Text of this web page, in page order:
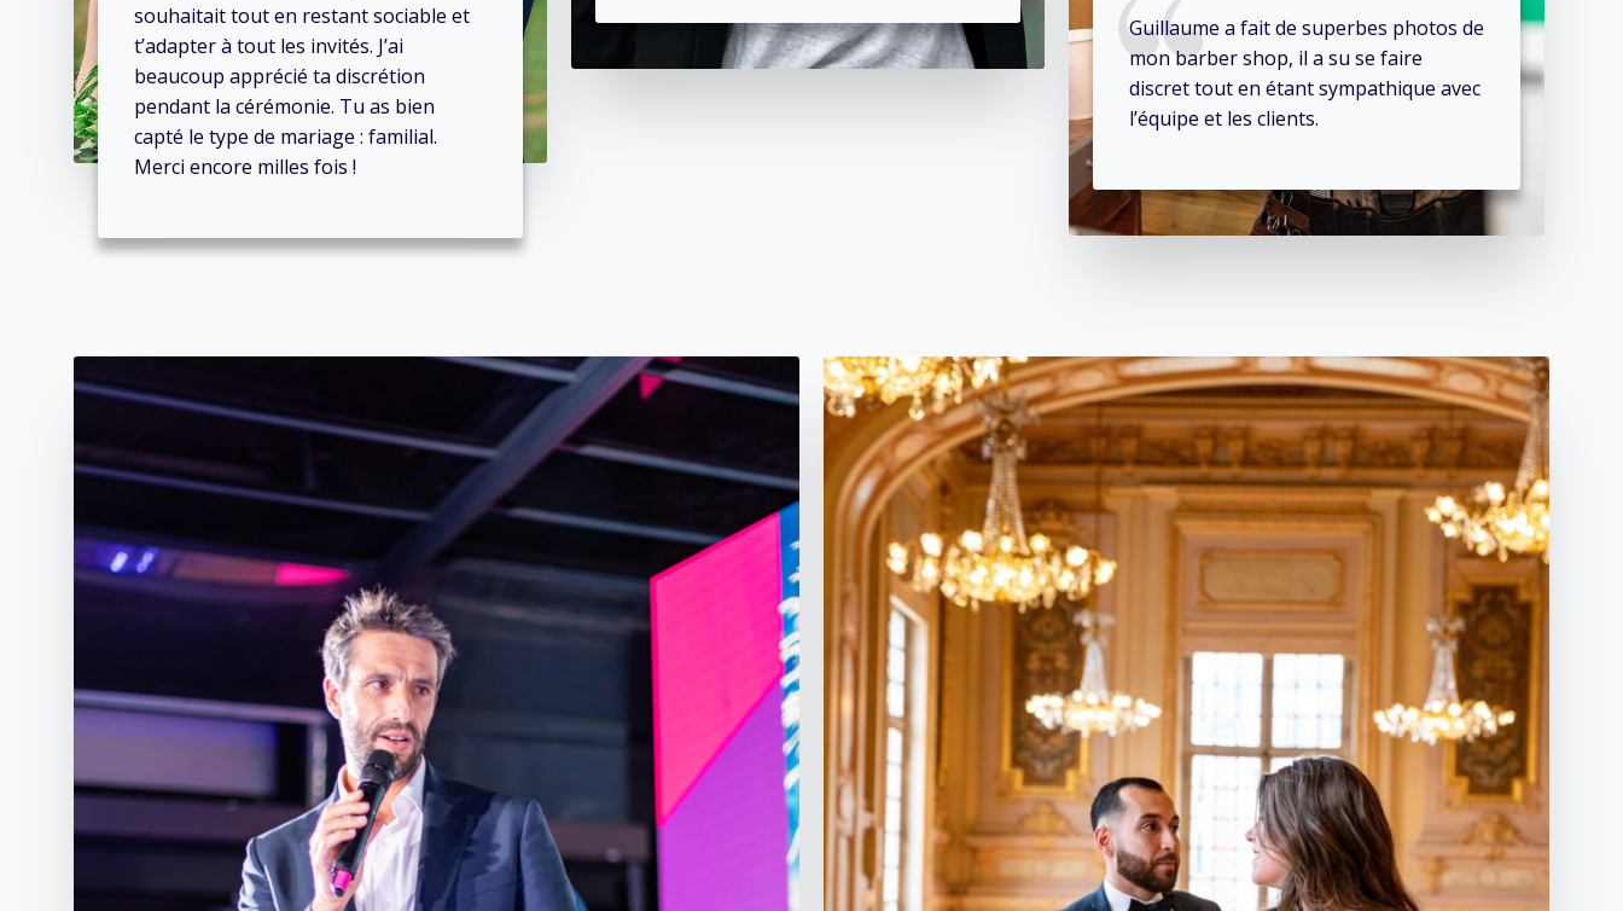
souhaitait tout en restant sociable et
t’adapter à tout les invités. J’ai
beaucoup apprécié ta discrétion
pendant la cérémonie. Tu as bien
capté le type de mariage : familial.
Merci encore milles fois !
Guillaume a fait de superbes photos de
mon barber shop, il a su se faire
discret tout en étant sympathique avec
l’équipe et les clients.